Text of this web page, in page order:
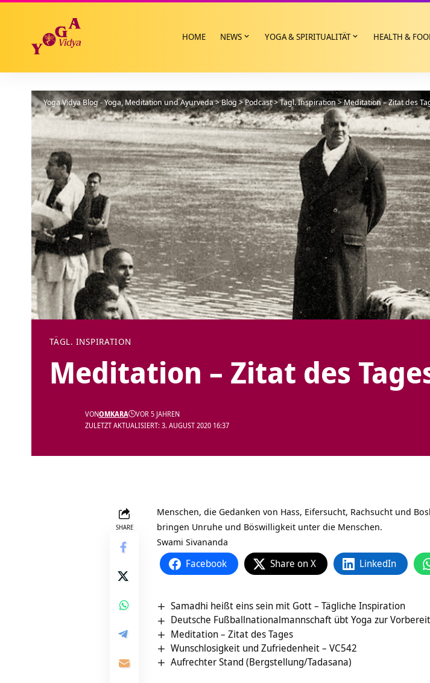
HOME NEWS YOGA & SPIRITUALITÄT HEALTH &
Yoga Vidya Blog - Yoga, Meditation und Ayurveda>Blog>Podcast>Tägl. Inspiration>Meditation – Zitat des
TÄGL. INSPIRATION
Meditation – Zitat des
ZULETZT AKTUALISIERT: 3. AUGUST 2020 16:37
VONOMKARA VOR 5 JAHREN
SHARE
Menschen, die Gedanken von Hass, Eifersucht, Rachsucht und
bringen Unruhe und Böswilligkeit unter die Menschen.
Swami Sivananda
Facebook Share on X LinkedIn
Samadhi heißt eins sein mit Gott – Tägliche Inspiration
Deutsche Fußballnationalmannschaft übt Yoga zur
Meditation – Zitat des Tages
Wunschlosigkeit und Zufriedenheit – VC542
Aufrechter Stand (Bergstellung/Tadasana)